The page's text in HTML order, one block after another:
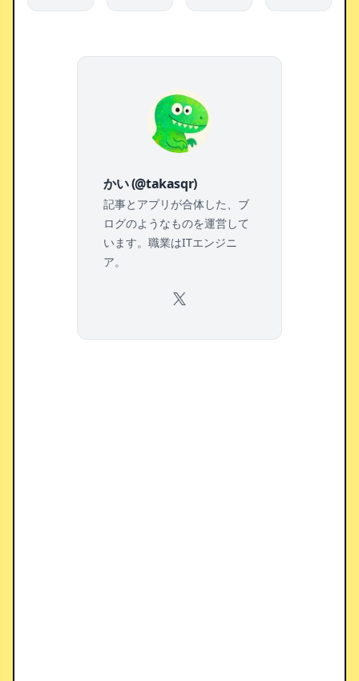
かい (@takasqr)
記事とアプリが合体した、ブ
ログのようなものを運営して
います。職業はITエンジニ
ア。
X